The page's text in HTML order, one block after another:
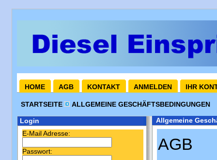
HOME AGB KONTAKT ANMELDEN IHR
STARTSEITE ALLGEMEINE GESCHÄFTSBEDINGUNGEN
Login
E-Mail Adresse:
Passwort:
Allgemeine
AGB